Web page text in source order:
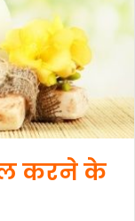
करने के